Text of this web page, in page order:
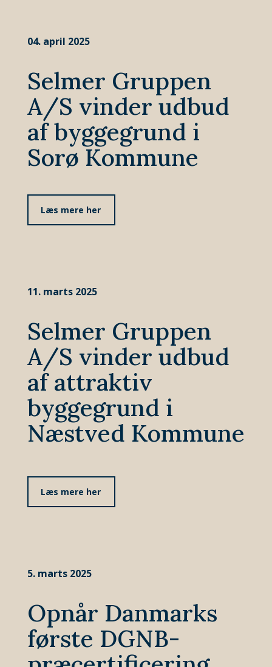
04. april 2025
Selmer Gruppen
A/S vinder udbud
af byggegrund i
Sorø Kommune
Læs mere her
11. marts 2025
Selmer Gruppen
A/S vinder udbud
af attraktiv
byggegrund i
Næstved Kommune
Læs mere her
5. marts 2025
Opnår Danmarks
første DGNB-